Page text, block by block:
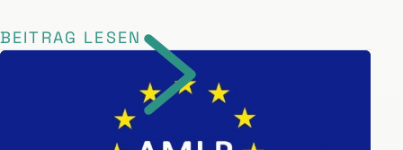
BEITRAG LESEN